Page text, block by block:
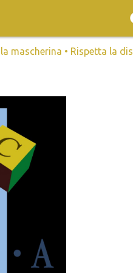
la mascherina • Rispetta la